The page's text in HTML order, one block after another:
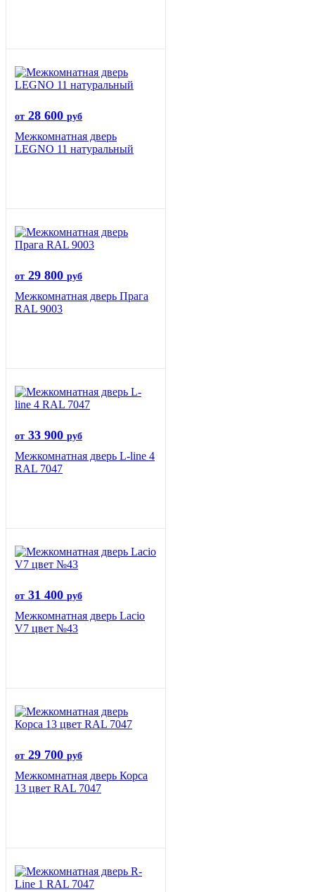
от 28 600 руб
Межкомнатная дверь
LEGNO 11 натуральный
от 29 800 руб
Межкомнатная дверь Прага
RAL 9003
от 33 900 руб
Межкомнатная дверь L-line 4
RAL 7047
от 31 400 руб
Межкомнатная дверь Lacio
V7 цвет №43
от 29 700 руб
Межкомнатная дверь Корса
13 цвет RAL 7047